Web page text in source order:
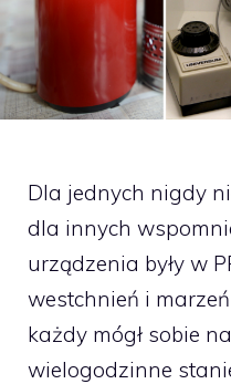
Dla jednych nigdy
dla innych
urządzenia były w
westchnień i
każdy mógł sobie
wielogodzinne